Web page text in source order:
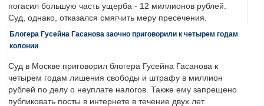
погасил большую часть ущерба - 12 миллионов рублей.
Суд, однако, отказался смягчить меру пресечения.
Блогера Гусейна Гасанова заочно приговорили к четырем годам
колонии
Суд в Москве приговорил блогера Гусейна Гасанова к
четырем годам лишения свободы и штрафу в миллион
рублей по делу о неуплате налогов. Также ему запрещено
публиковать посты в интернете в течение двух лет.